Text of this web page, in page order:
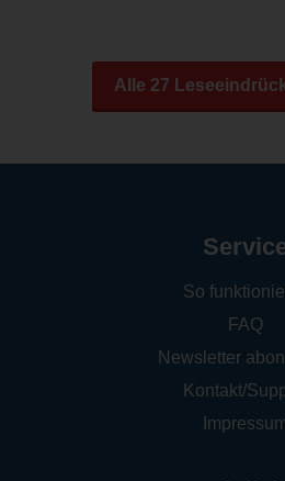
Alle 27
So
FAQ
Newsletter
Kontakt/